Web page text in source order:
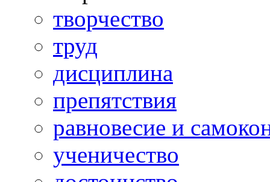
творчество
труд
дисциплина
препятствия
равновесие и
ученичество